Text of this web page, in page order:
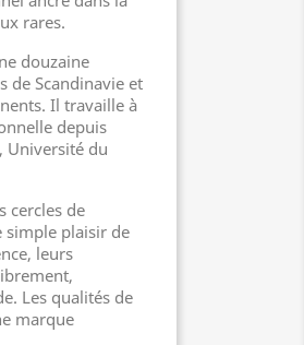
rares.
douzaine
de Scandinavie et
Il travaille à
depuis
Université du
cercles de
simple plaisir de
leurs
Les qualités de
marque